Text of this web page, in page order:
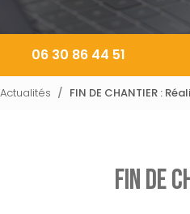
06 30 86 44 51
Actualités FIN DE CHANTIER :
FIN DE